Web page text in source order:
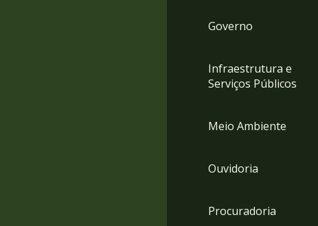
Governo
Infraestrutura e
Serviços Públicos
Meio Ambiente
Ouvidoria
Procuradoria